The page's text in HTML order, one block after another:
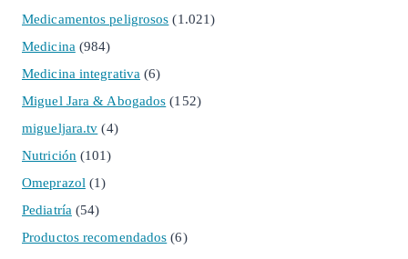
Medicamentos peligrosos (1.021)
Medicina (984)
Medicina integrativa (6)
Miguel Jara & Abogados (152)
migueljara.tv (4)
Nutrición (101)
Omeprazol (1)
Pediatría (54)
Productos recomendados (6)